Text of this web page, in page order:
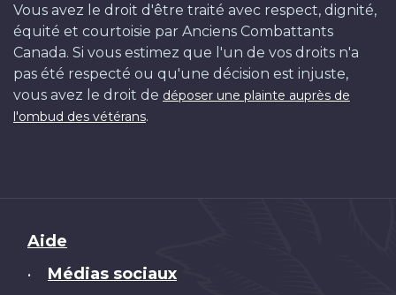
Vous avez le droit d'être traité avec respect, dignité,
équité et courtoisie par Anciens Combattants
Canada. Si vous estimez que l'un de vos droits n'a
pas été respecté ou qu'une décision est injuste,
vous avez le droit de déposer une plainte auprès de
l'ombud des vétérans.
Brand
Aide
• Médias sociaux